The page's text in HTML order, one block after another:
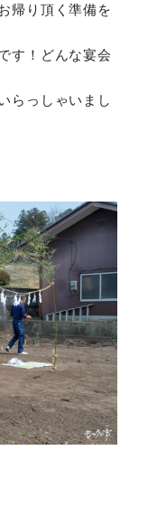
帰り頂く準備を
す！どんな宴会
らっしゃいまし